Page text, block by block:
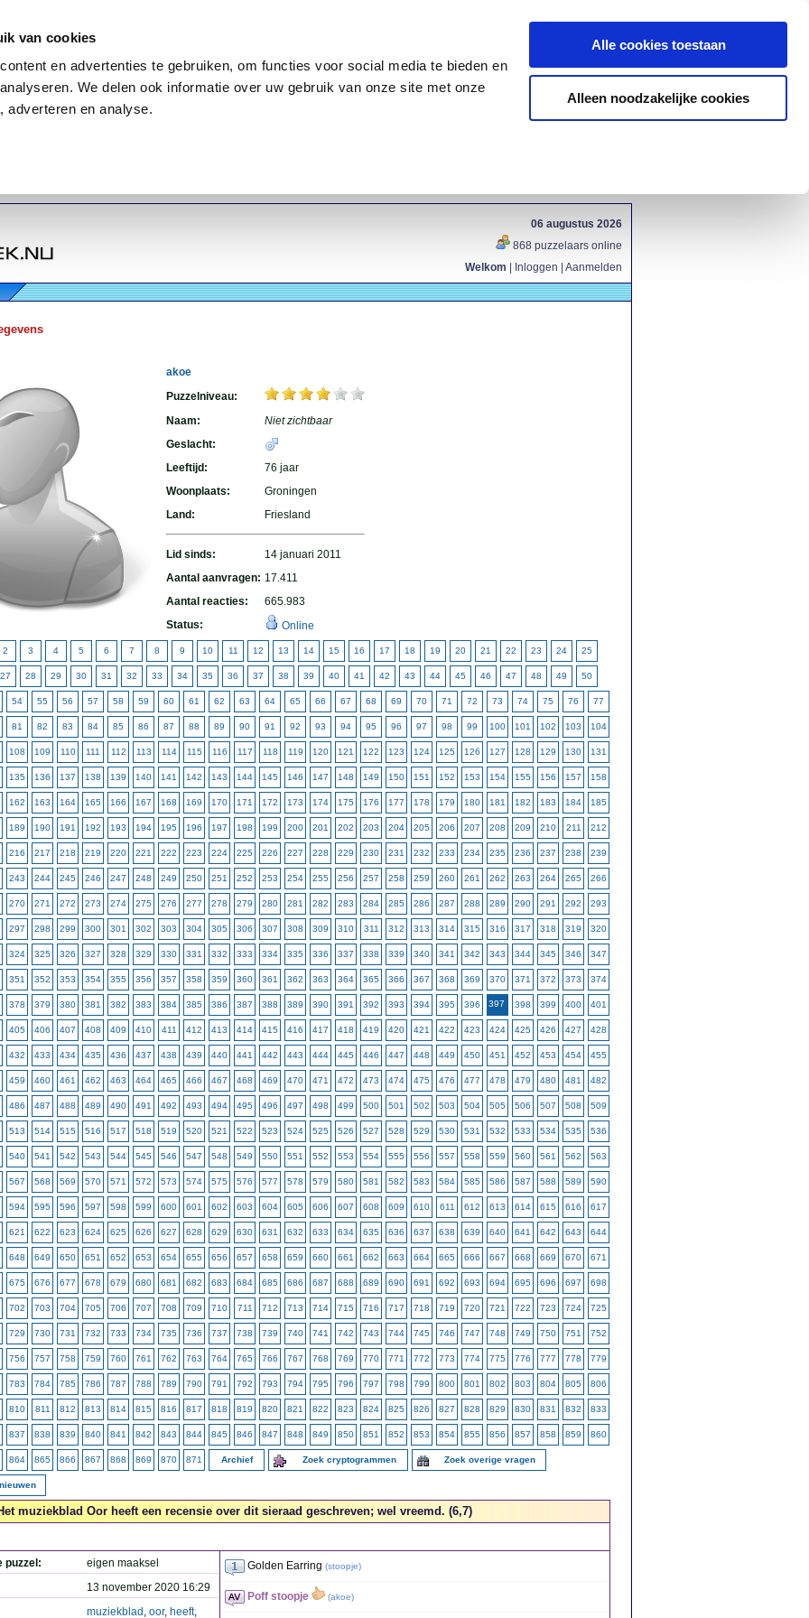
van cookies
en advertenties te gebruiken, om functies voor social media te bieden en
We delen ook informatie over uw gebruik van onze site met onze
adverteren en analyse.
Alle cookies toestaan
Alleen noodzakelijke cookies
06 augustus 2026
868 puzzelaars online
Welkom
Inloggen Aanmelden
akoe
Puzzelniveau:
Naam:
Niet zichtbaar
Geslacht:
Leeftijd:
76 jaar
Woonplaats:
Groningen
Land:
Friesland
Lid sinds:
14 januari 2011
Aantal aanvragen: 17.411
Aantal reacties:
665.983
Status:
Online
2 3 4 5 6 7 8 9 10 11 12 13 14 15 16 17 18 19 20 21 22 23 24 25
27 28 29 30 31 32 33 34 35 36 37 38 39 40 41 42 43 44 45 46 47 48 49 50
54 55 56 57 58 59 60 61 62 63 64 65 66 67 68 69 70 71 72 73 74 75 76 77
81 82 83 84 85 86 87 88 89 90 91 92 93 94 95 96 97 98 99 100 101 102 103 104
108 109 110 111 112 113 114 115 116 117 118 119 120 121 122 123 124 125 126 127 128 129 130 131
135 136 137 138 139 140 141 142 143 144 145 146 147 148 149 150 151 152 153 154 155 156 157 158
162 163 164 165 166 167 168 169 170 171 172 173 174 175 176 177 178 179 180 181 182 183 184 185
189 190 191 192 193 194 195 196 197 198 199 200 201 202 203 204 205 206 207 208 209 210 211 212
216 217 218 219 220 221 222 223 224 225 226 227 228 229 230 231 232 233 234 235 236 237 238 239
243 244 245 246 247 248 249 250 251 252 253 254 255 256 257 258 259 260 261 262 263 264 265 266
270 271 272 273 274 275 276 277 278 279 280 281 282 283 284 285 286 287 288 289 290 291 292 293
297 298 299 300 301 302 303 304 305 306 307 308 309 310 311 312 313 314 315 316 317 318 319 320
324 325 326 327 328 329 330 331 332 333 334 335 336 337 338 339 340 341 342 343 344 345 346 347
351 352 353 354 355 356 357 358 359 360 361 362 363 364 365 366 367 368 369 370 371 372 373 374
378 379 380 381 382 383 384 385 386 387 388 389 390 391 392 393 394 395 396 397 398 399 400 401
405 406 407 408 409 410 411 412 413 414 415 416 417 418 419 420 421 422 423 424 425 426 427 428
432 433 434 435 436 437 438 439 440 441 442 443 444 445 446 447 448 449 450 451 452 453 454 455
459 460 461 462 463 464 465 466 467 468 469 470 471 472 473 474 475 476 477 478 479 480 481 482
486 487 488 489 490 491 492 493 494 495 496 497 498 499 500 501 502 503 504 505 506 507 508 509
513 514 515 516 517 518 519 520 521 522 523 524 525 526 527 528 529 530 531 532 533 534 535 536
540 541 542 543 544 545 546 547 548 549 550 551 552 553 554 555 556 557 558 559 560 561 562 563
567 568 569 570 571 572 573 574 575 576 577 578 579 580 581 582 583 584 585 586 587 588 589 590
594 595 596 597 598 599 600 601 602 603 604 605 606 607 608 609 610 611 612 613 614 615 616 617
621 622 623 624 625 626 627 628 629 630 631 632 633 634 635 636 637 638 639 640 641 642 643 644
648 649 650 651 652 653 654 655 656 657 658 659 660 661 662 663 664 665 666 667 668 669 670 671
675 676 677 678 679 680 681 682 683 684 685 686 687 688 689 690 691 692 693 694 695 696 697 698
702 703 704 705 706 707 708 709 710 711 712 713 714 715 716 717 718 719 720 721 722 723 724 725
729 730 731 732 733 734 735 736 737 738 739 740 741 742 743 744 745 746 747 748 749 750 751 752
756 757 758 759 760 761 762 763 764 765 766 767 768 769 770 771 772 773 774 775 776 777 778 779
783 784 785 786 787 788 789 790 791 792 793 794 795 796 797 798 799 800 801 802 803 804 805 806
810 811 812 813 814 815 816 817 818 819 820 821 822 823 824 825 826 827 828 829 830 831 832 833
837 838 839 840 841 842 843 844 845 846 847 848 849 850 851 852 853 854 855 856 857 858 859 860
864 865 866 867 868 869 870 871 Archief Zoek cryptogrammen Zoek overige vragen
muziekblad Oor heeft een recensie over dit sieraad geschreven; wel vreemd. (6,7)
puzzel:
eigen maaksel
13 november 2020 16:29
muziekblad , oor, heeft,
Golden Earring (stoopje)
Poff stoopje (akoe)